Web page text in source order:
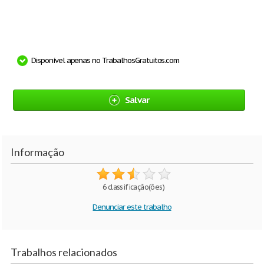
Disponível apenas no TrabalhosGratuitos.com
Salvar
Informação
6 classificação(ões)
Denunciar este trabalho
Trabalhos relacionados